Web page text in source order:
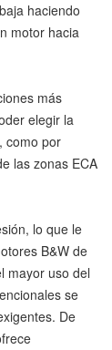
haciendo
motor hacia
más
elegir la
como por
las zonas ECA
lo que le
B&W de
mayor uso del
se
De